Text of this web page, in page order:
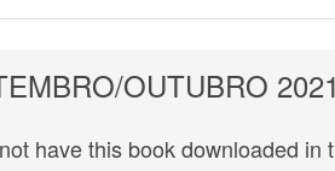
OUTUBRO
have this book downloaded in